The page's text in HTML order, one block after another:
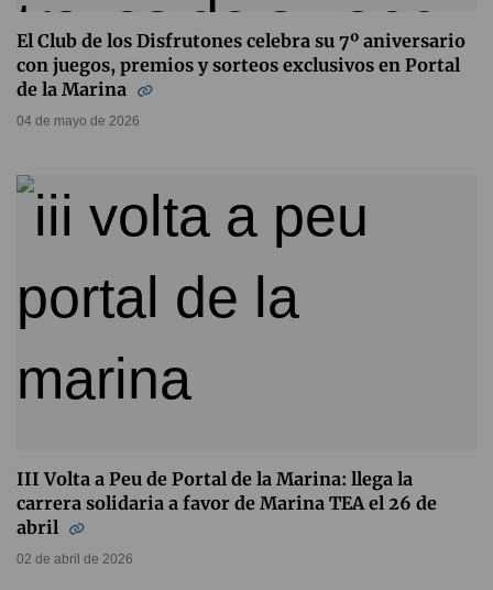
El Club de los Disfrutones celebra su 7º aniversario
con juegos, premios y sorteos exclusivos en Portal
de la Marina
04 de mayo de 2026
III Volta a Peu de Portal de la Marina: llega la
carrera solidaria a favor de Marina TEA el 26 de
abril
02 de abril de 2026